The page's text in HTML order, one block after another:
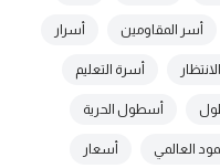
أسر المقاومين أسرار
أسرة التعليم
أسطول الحرية
العالمي أسعار